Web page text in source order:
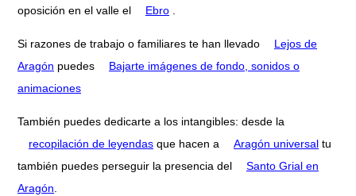
oposición en el valle el
Ebro
Si razones de trabajo o familiares te han llevado
Lejos de
Aragón puedes
Bajarte imágenes de fondo, sonidos o
animaciones
También puedes dedicarte a los intangibles: desde la
recopilación de leyendas que hacen a Aragón universal tu
también puedes perseguir la presencia del
Santo Grial en
Aragón